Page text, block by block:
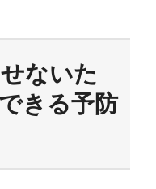
ないた
きる予防